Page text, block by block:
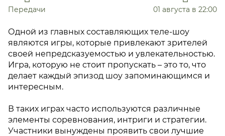
Передачи 01 августа в 22:00
Одной из главных составляющих теле-шоу
являются игры, которые привлекают зрителей
своей непредсказуемостью и увлекательностью.
Игра, которую не стоит пропускать – это то, что
делает каждый эпизод шоу запоминающимся и
интересным.
В таких играх часто используются различные
элементы соревнования, интриги и стратегии.
Участники вынуждены проявить свои лучшие